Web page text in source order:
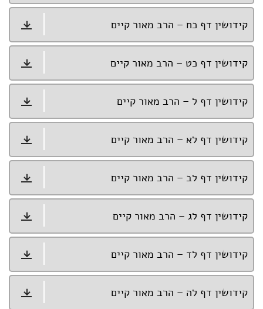
קידושין דף כח – הרב מאור קיים
קידושין דף כט – הרב מאור קיים
קידושין דף ל – הרב מאור קיים
קידושין דף לא – הרב מאור קיים
קידושין דף לב – הרב מאור קיים
קידושין דף לג – הרב מאור קיים
קידושין דף לד – הרב מאור קיים
קידושין דף לה – הרב מאור קיים